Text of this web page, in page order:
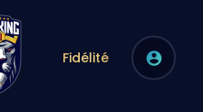
Fidélité